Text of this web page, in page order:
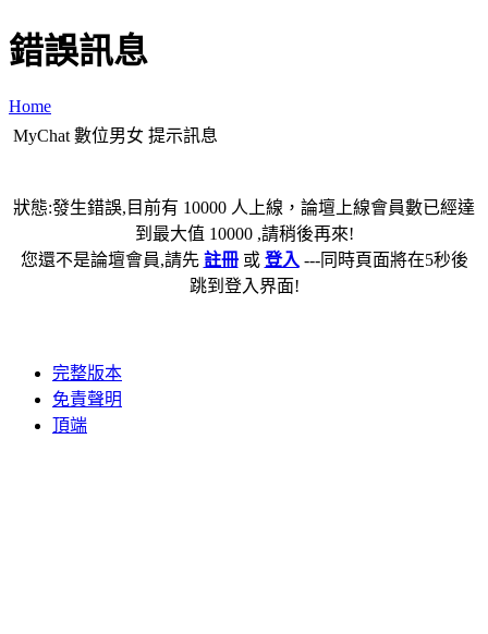
錯誤訊息
Home
MyChat 數位男女 提示訊息
狀態:發生錯誤,目前有 10000 人上線，論壇上線會員數已經達
到最大值 10000 ,請稍後再來!
您還不是論壇會員,請先 註冊或 登入 ---同時頁面將在5秒後
跳到登入界面!
完整版本
免責聲明
頂端